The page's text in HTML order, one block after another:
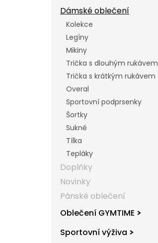
Dámské oblečení
Kolekce
Legíny
Mikiny
Trička s dlouhým rukávem
Trička s krátkým rukávem
Overal
Sportovní podprsenky
Šortky
Sukně
Tílka
Tepláky
Doplňky
Novinky
Pánské oblečení
Oblečení GYMTIME
Sportovní výživa